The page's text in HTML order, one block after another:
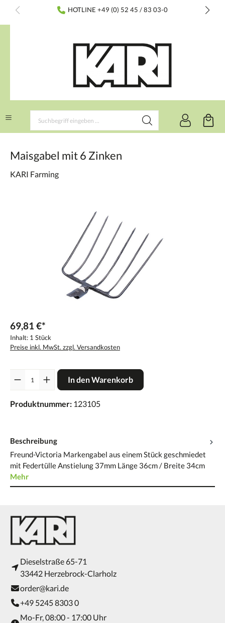
springen HOTLINE +49 (0) 52 45 / 83 03-0
Maisgabel mit 6 Zinken
KARI Farming
69,81 €*
Inhalt: 1 Stück
Preise inkl. MwSt. zzgl. Versandkosten
In den Warenkorb
Produktnummer: 123105
Beschreibung
Freund-Victoria Markengabel aus einem Stück geschmiedet
mit Federtülle Anstielung 37mm Länge 36cm / Breite 34cm
Mehr
Dieselstraße 65-71
33442 Herzebrock-Clarholz
order@kari.de
+49 5245 8303 0
Mo-Fr, 08:00 - 17:00 Uhr